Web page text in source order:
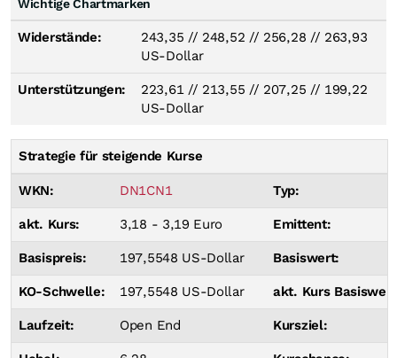
Wichtige Chartmarken
Widerstände: 243,35 // 248,52 // 256,28 // 263,93
US-Dollar
Unterstützungen: 223,61 // 213,55 // 207,25 // 199,22
US-Dollar
Strategie für steigende Kurse
WKN: DN1CN1 Typ:
akt. Kurs: 3,18 - 3,19 Euro Emittent:
Basispreis: 197,5548 US-Dollar Basiswert:
KO-Schwelle: 197,5548 US-Dollar akt. Kurs
Laufzeit: Open End Kursziel: